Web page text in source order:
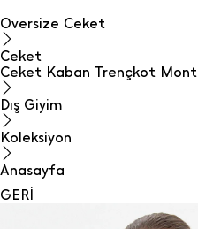
Oversize Ceket
Ceket
Ceket Kaban Trençkot Mont
Dış Giyim
Koleksiyon
Anasayfa
GERİ